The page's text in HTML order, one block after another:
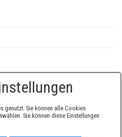
genutzt. Sie können alle Cookies
Sie können diese Einstellungen